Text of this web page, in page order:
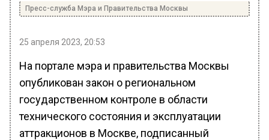
Пресс-служба Мэра и Правительства Москвы
25 апреля 2023, 20:53
На портале мэра и правительства Москвы
опубликован закон о региональном
государственном контроле в области
технического состояния и эксплуатации
аттракционов в Москве, подписанный